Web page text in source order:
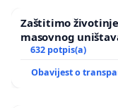
Zaštitimo
masovnog
632 potpis(a)
Obavijest o